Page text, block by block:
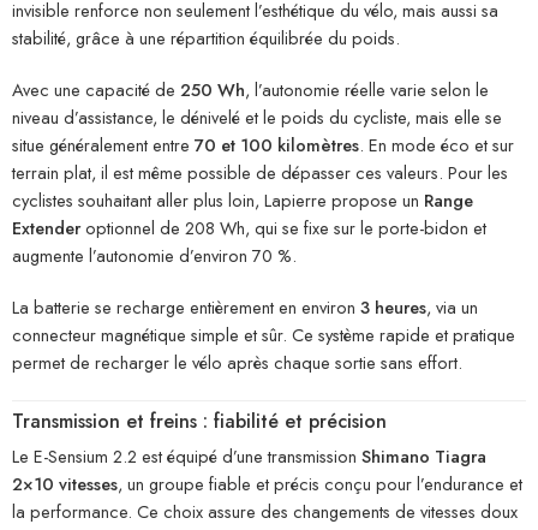
invisible renforce non seulement l’esthétique du vélo, mais aussi sa
stabilité, grâce à une répartition équilibrée du poids.
Avec une capacité de 250 Wh, l’autonomie réelle varie selon le
niveau d’assistance, le dénivelé et le poids du cycliste, mais elle se
situe généralement entre 70 et 100 kilomètres. En mode éco et sur
terrain plat, il est même possible de dépasser ces valeurs. Pour les
cyclistes souhaitant aller plus loin, Lapierre propose un Range
Extenderoptionnel de 208 Wh, qui se fixe sur le porte-bidon et
augmente l’autonomie d’environ 70 %.
La batterie se recharge entièrement en environ 3 heures, via un
connecteur magnétique simple et sûr. Ce système rapide et pratique
permet de recharger le vélo après chaque sortie sans effort.
Transmission et freins : fiabilité et précision
Le E-Sensium 2.2 est équipé d’une transmission Shimano Tiagra
2×10 vitesses, un groupe fiable et précis conçu pour l’endurance et
la performance. Ce choix assure des changements de vitesses doux